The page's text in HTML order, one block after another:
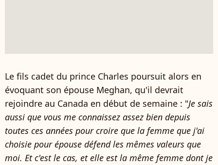
Le fils cadet du prince Charles poursuit alors en
évoquant son épouse Meghan, qu'il devrait
rejoindre au Canada en début de semaine : "Je sais
aussi que vous me connaissez assez bien depuis
toutes ces années pour croire que la femme que j'ai
choisie pour épouse défend les mêmes valeurs que
moi. Et c'est le cas, et elle est la même femme dont je